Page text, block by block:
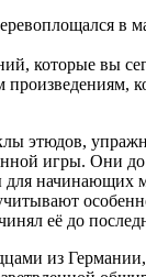
в
которые вы
этюдов,
игры. Они
начинающих
её до
из